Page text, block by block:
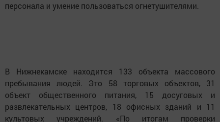
персонала и умение пользоваться огнетушителями.
В Нижнекамске находится 133 объекта массового
пребывания людей. Это 58 торговых объектов, 31
объект общественного питания, 15 досуговых и
развлекательных центров, 18 офисных зданий и 11
культовых учреждений. «По итогам проверки